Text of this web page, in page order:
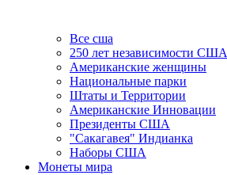
Все сша
250 лет независимости США
Американские женщины
Национальные парки
Штаты и Территории
Американские Инновации
Президенты США
"Сакагавея" Индианка
Наборы США
Монеты мира